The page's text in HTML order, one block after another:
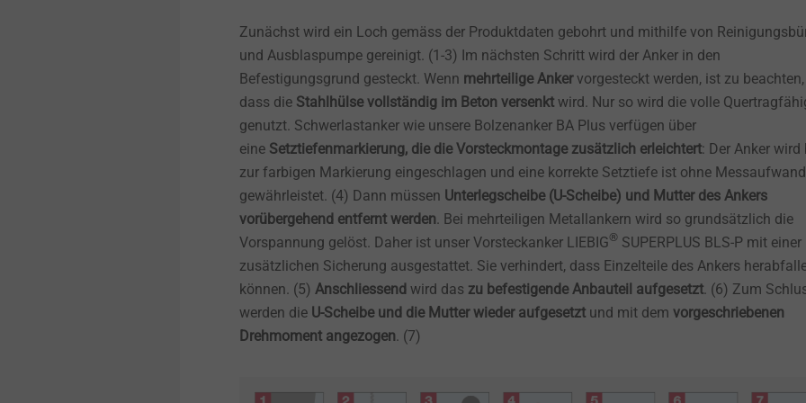
Zunächst wird ein Loch gemäss der Produktdaten gebohrt und mithilfe von
und Ausblaspumpe gereinigt. (1-3) Im nächsten Schritt wird der Anker in den
Befestigungsgrund gesteckt. Wenn mehrteilige Ankervorgesteckt werden, ist zu beachten,
dass die Stahlhülse vollständig im Beton versenkt wird. Nur so wird die volle
genutzt. Schwerlastanker wie unsere Bolzenanker BA Plus verfügen über
eine Setztiefenmarkierung, die die Vorsteckmontage zusätzlich erleichtert: Der Anker wird
zur farbigen Markierung eingeschlagen und eine korrekte Setztiefe ist ohne Messaufwand
gewährleistet. (4) Dann müssen Unterlegscheibe (U-Scheibe) und Mutter des Ankers
vorübergehend entfernt werden. Bei mehrteiligen Metallankern wird so grundsätzlich die
Vorspannung gelöst. Daher ist unser Vorsteckanker LIEBIG® SUPERPLUS BLS-P mit einer
zusätzlichen Sicherung ausgestattet. Sie verhindert, dass Einzelteile des Ankers
können. (5) Anschliessend wird das zu befestigende Anbauteil aufgesetzt. (6) Zum
werden die U-Scheibe und die Mutter wieder aufgesetzt und mit dem vorgeschriebenen
Drehmoment angezogen. (7)